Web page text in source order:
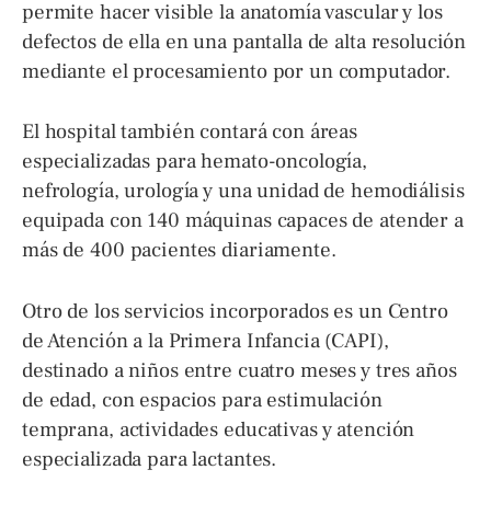
permite hacer visible la anatomía vascular y los
defectos de ella en una pantalla de alta resolución
mediante el procesamiento por un computador.
El hospital también contará con áreas
especializadas para hemato-oncología,
nefrología, urología y una unidad de hemodiálisis
equipada con 140 máquinas capaces de atender a
más de 400 pacientes diariamente.
Otro de los servicios incorporados es un Centro
de Atención a la Primera Infancia (CAPI),
destinado a niños entre cuatro meses y tres años
de edad, con espacios para estimulación
temprana, actividades educativas y atención
especializada para lactantes.